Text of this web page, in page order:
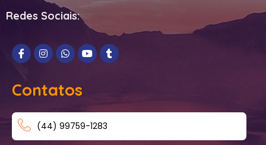
Redes Sociais:
Contatos
(44) 99759-1283